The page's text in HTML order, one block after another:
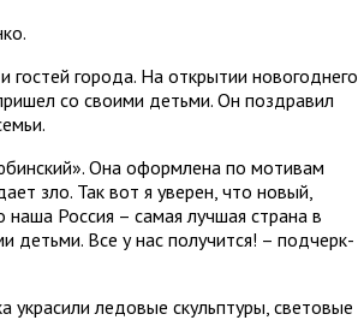
города. На открытии новогоднего
со своими детьми. Он поздравил
Она оформлена по мотивам
зло. Так вот я уверен, что новый,
Россия – самая лучшая страна в
Все у нас получится! – подчерк­
украсили ледовые скульптуры, световые